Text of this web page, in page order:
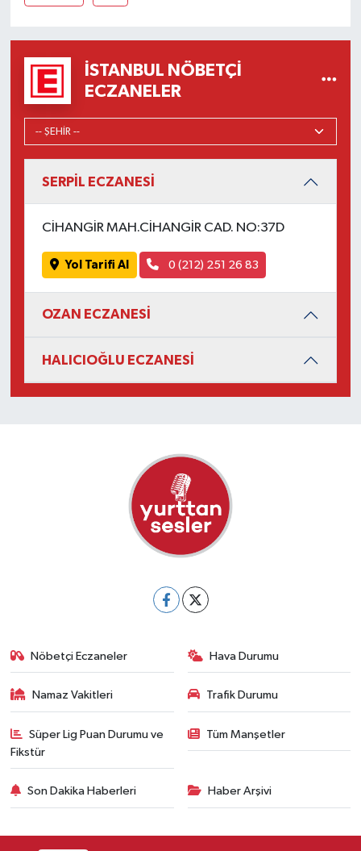
İSTANBUL NÖBETÇI
ECZANELER
SERPİL ECZANESİ
CİHANGİR MAH.CİHANGİR CAD. NO:37D
Yol Tarifi Al 0 (212) 251 26 83
OZAN ECZANESİ
HALICIOĞLU ECZANESİ
Nöbetçi Eczaneler Hava Durumu
Namaz Vakitleri Trafik Durumu
Süper Lig Puan Durumu ve
Fikstür
Tüm Manşetler
Son Dakika Haberleri Haber Arşivi